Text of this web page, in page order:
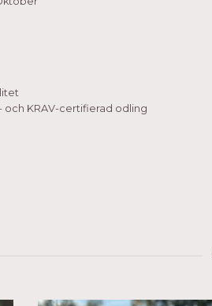
och KRAV-certifierad odling